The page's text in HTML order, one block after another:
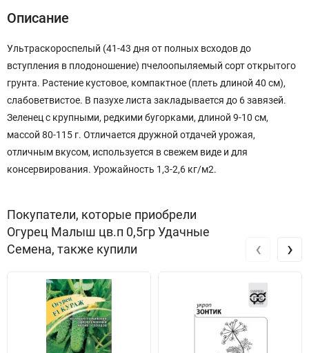
Описание
Ультраскороспелый (41-43 дня от полных всходов до
вступления в плодоношение) пчелоопыляемый сорт открытого
грунта. Растение кустовое, компактное (плеть длиной 40 см),
слабоветвистое. В пазухе листа закладывается до 6 завязей.
Зеленец с крупными, редкими бугорками, длиной 9-10 см,
массой 80-115 г. Отличается дружной отдачей урожая,
отличным вкусом, используется в свежем виде и для
консервирования. Урожайность 1,3-2,6 кг/м2.
Покупатели, которые приобрели
Огурец Малыш цв.п 0,5гр Удачные
Семена, также купили
‹ ›